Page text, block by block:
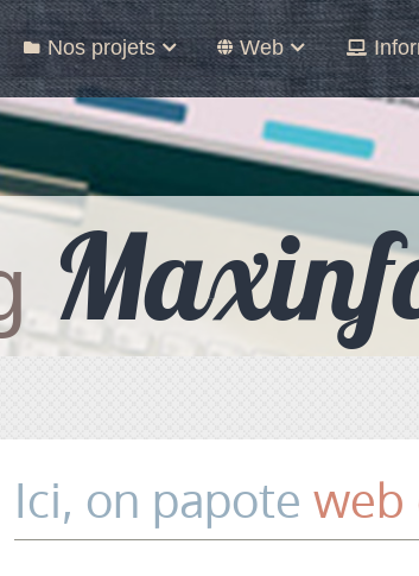
Nos projets Web
Ici, on papote web